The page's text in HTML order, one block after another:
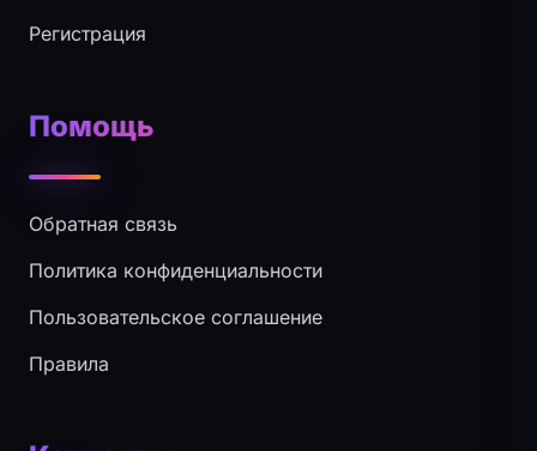
Регистрация
Помощь
Обратная связь
Политика конфиденциальности
Пользовательское соглашение
Правила